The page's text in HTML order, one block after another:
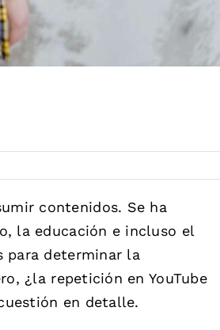
contenidos. Se ha
la educación e incluso el
para determinar la
¿la repetición en YouTube
en detalle.